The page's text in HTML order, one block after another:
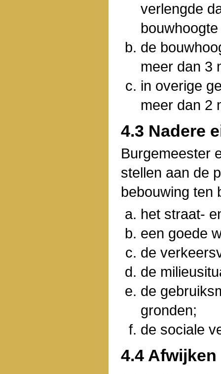
verlengde
de
meer dan 3
in overige
meer dan 2
4.3 Nadere
Burgemeester
stellen aan de
bebouwing ten
het straat-
een goede
de
de
de
gronden;
de sociale
4.4